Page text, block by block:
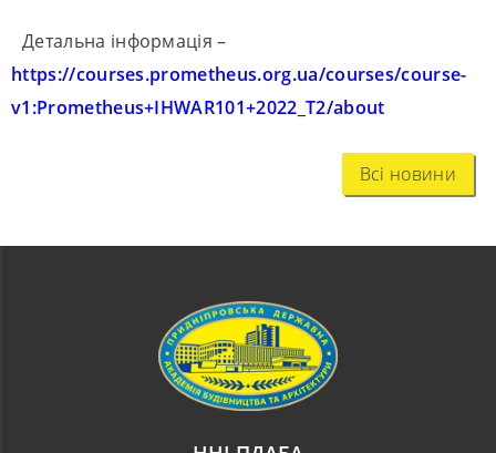
Детальна інформація –
https://courses.prometheus.org.ua/courses/course-
v1:Prometheus+IHWAR101+2022_T2/about
Всі новини